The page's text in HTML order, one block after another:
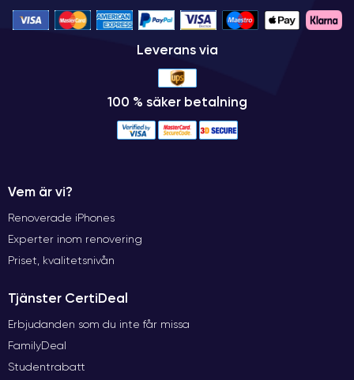
Leverans via
100 % säker betalning
Vem är vi?
Renoverade iPhones
Experter inom renovering
Priset, kvalitetsnivån
Tjänster CertiDeal
Erbjudanden som du inte får missa
FamilyDeal
Studentrabatt